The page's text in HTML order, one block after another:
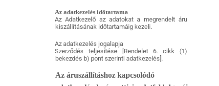
Az adatkezelés időtartama
Az Adatkezelő az adatokat a megrendelt áru
kiszállításának időtartamáig kezeli.
Az adatkezelés jogalapja
Szerződés teljesítése [Rendelet 6. cikk (1)
bekezdés b) pont szerinti adatkezelés].
Az áruszállításhoz kapcsolódó